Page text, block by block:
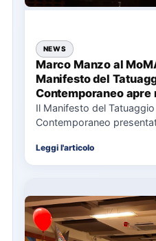
NEWS
Marco Manzo al
Manifesto del
Contemporaneo
per il collezionismo
Il Manifesto del
Contemporaneo
Leggi l'articolo